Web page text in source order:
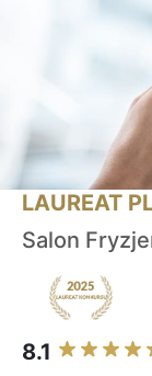
LAUREAT
Salon
8.1